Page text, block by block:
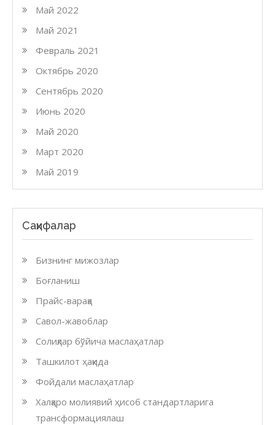
Май 2022
Май 2021
Февраль 2021
Октябрь 2020
Сентябрь 2020
Июнь 2020
Май 2020
Март 2020
Май 2019
Саҳифалар
Бизнинг мижозлар
Боғланиш
Прайс-варақа
Савол-жавоблар
Солиқлар бўйича маслаҳатлар
Ташкилот ҳақида
Фойдали маслаҳатлар
Халқаро молиявий ҳисоб стандартларига
трансформациялаш